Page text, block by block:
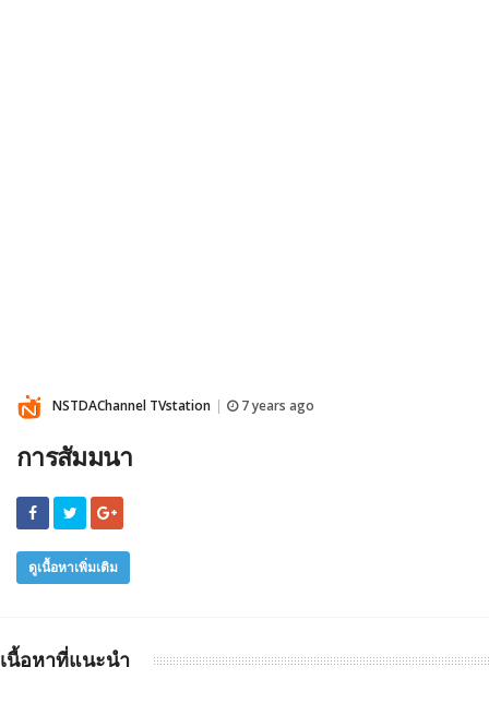
NSTDAChannel TVstation 7 years ago
การสัมมนา
ดูเนื้อหาเพิ่มเติม
เนื้อหาที่แนะนำ